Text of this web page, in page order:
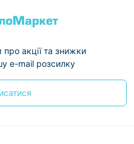
акції та знижки
e-mail розсилку